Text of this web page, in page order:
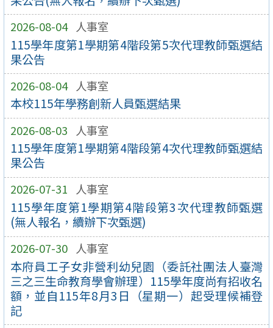
2026-08-04 人事室
115學年度第1學期第4階段第5次代理教師甄選結
果公告
2026-08-04 人事室
本校115年學務創新人員甄選結果
2026-08-03 人事室
115學年度第1學期第4階段第4次代理教師甄選結
果公告
2026-07-31 人事室
115學年度第1學期第4階段第3次代理教師甄選
(無人報名，續辦下次甄選)
2026-07-30 人事室
本府員工子女非營利幼兒園（委託社團法人臺灣
三之三生命教育學會辦理）115學年度尚有招收名
額，並自115年8月3日（星期一）起受理候補登
記